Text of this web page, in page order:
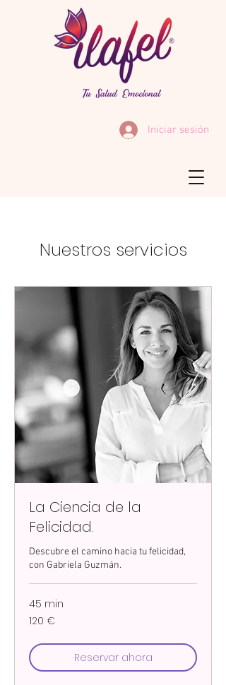
Iniciar sesión
Nuestros servicios
La Ciencia de la
Felicidad.
Descubre el camino hacia tu felicidad,
con Gabriela Guzmán.
45 min
120
euros
120 €
Reservar ahora